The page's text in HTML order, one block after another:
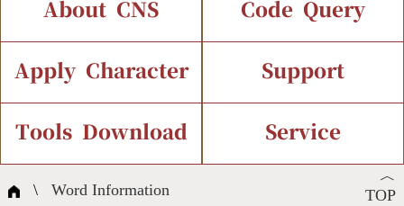
About CNS
Introduction Current Status
Chinese Code Status
Terms
Code Query
IDS Query
Components Query
Composite Query
Apply Character
Application Process
Support
Font Instant Display
Character Creation
Tools Download
Character Create Tools
Service
FAQ
︿
TOP
\Word Information